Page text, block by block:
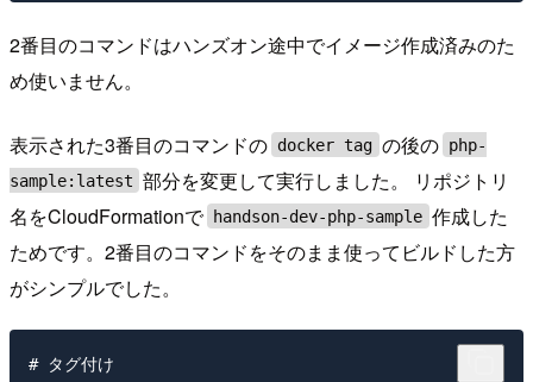
2番目のコマンドはハンズオン途中でイメージ作成済みのた
め使いません。
表示された3番目のコマンドの docker tag の後の php-
sample:latest 部分を変更して実行しました。 リポジトリ
名をCloudFormationで handson-dev-php-sample 作成した
ためです。2番目のコマンドをそのまま使ってビルドした方
がシンプルでした。
# タグ付け